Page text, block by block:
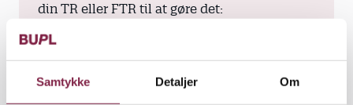
Samtykke Detaljer Om
din TR eller FTR til at gøre det:
godkendt til?